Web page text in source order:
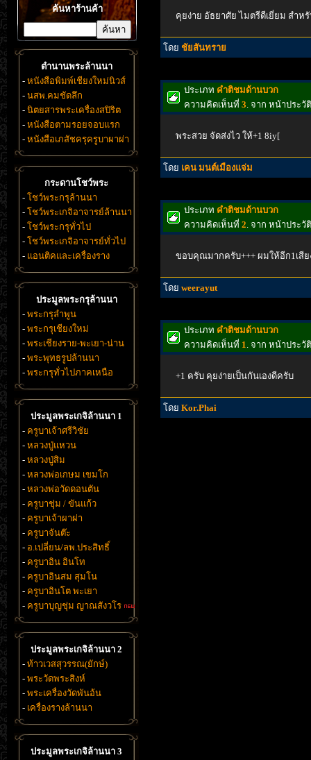
ค้นหาร้านค้า
ตำนานพระล้านนา
- หนังสือพิมพ์เชียงใหม่นิวส์
- นสพ.คมชัดลึก
- นิตยสารพระเครื่องสปิริต
- หนังสือตามรอยจอบแรก
- หนังสือเภสัชครุครูบาผาผ่า
กระดานโชว์พระ
- โชว์พระกรุล้านนา
- โชว์พระเกจิอาจารย์ล้านนา
- โชว์พระกรุทั่วไป
- โชว์พระเกจิอาจารย์ทั่วไป
- แอนติคและเครื่องราง
ประมูลพระกรุล้านนา
- พระกรุลำพูน
- พระกรุเชียงใหม่
- พระเชียงราย-พะเยา-น่าน
- พระพุทธรูปล้านนา
- พระกรุทั่วไปภาคเหนือ
ประมูลพระเกจิล้านนา 1
- ครูบาเจ้าศรีวิชัย
- หลวงปู่แหวน
- หลวงปู่สิม
- หลวงพ่อเกษม เขมโก
- หลวงพ่อวัดดอนตัน
- ครูบาชุ่ม / ขันแก้ว
- ครูบาเจ้าผาผ่า
- ครูบาจันต๊ะ
- อ.เปลี่ยน/ลพ.ประสิทธิ์
- ครูบาอิน อินโท
- ครูบาอินสม สุมโน
- ครูบาอินโต พะเยา
- ครูบาบุญชุ่ม ญาณสังวโร
ประมูลพระเกจิล้านนา 2
- ท้าวเวสสุวรรณ(ยักษ์)
- พระวัดพระสิงห์
- พระเครื่องวัดพันอ้น
- เครื่องรางล้านนา
ประมูลพระเกจิล้านนา 3
คุยง่าย อัธยาศัย ไมตรีดีเยี่ยม สำ
โดย ชัยสันทราย
ประเภท คำติชมด้านบวก
ความคิดเห็นที่ 3. จาก หน้าประวั
พระสวย จัดส่งไว ให้+1 8iy[
โดย เคน มนต์เมืองแจ่ม
ประเภท คำติชมด้านบวก
ความคิดเห็นที่ 2. จาก หน้าประวั
ขอบคุณมากครับ+++ ผมให้อีก1เสี
โดย weerayut
ประเภท คำติชมด้านบวก
ความคิดเห็นที่ 1. จาก หน้าประวั
+1 ครับ คุยง่ายเป็นกันเองดีครับ
โดย Kor.Phai